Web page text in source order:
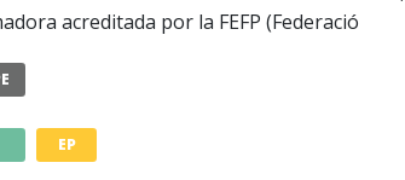
acreditada por la FEFP (Federació
EP